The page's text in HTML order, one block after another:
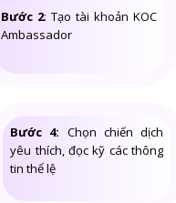
Bước 2: Tạo tài khoản KOC
Ambassador
Bước 4: Chọn chiến dịch
yêu thích, đọc kỹ các thông
tin thể lệ